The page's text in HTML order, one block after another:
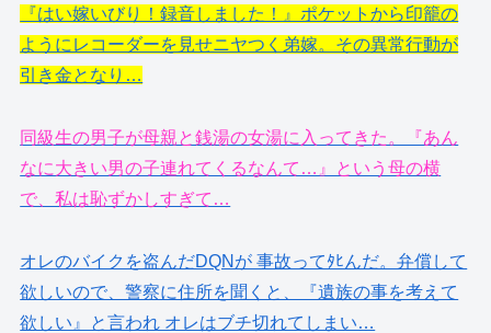
『はい嫁いびり！録音しました！』ポケットから印籠の
ようにレコーダーを見せニヤつく弟嫁。その異常行動が
引き金となり…
同級生の男子が母親と銭湯の女湯に入ってきた。『あん
なに大きい男の子連れてくるなんて…』という母の横
で、私は恥ずかしすぎて…
オレのバイクを盗んだDQNが 事故ってﾀﾋんだ。弁償して
欲しいので、警察に住所を聞くと、『遺族の事を考えて
欲しい』と言われ オレはブチ切れてしまい…